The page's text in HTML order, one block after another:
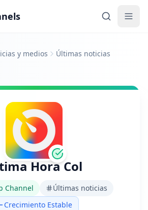
y medios
Últimas noticias
Hora Col
Channel
Últimas noticias
Crecimiento Estable